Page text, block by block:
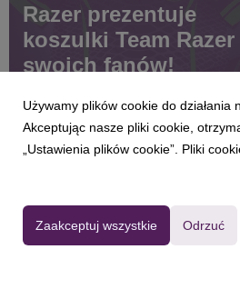
Razer prezentuje
koszulki Team
swoich fanów!
Używamy plików cookie do
Akceptując nasze pliki cookie,
„Ustawienia plików cookie”. Pliki
Zaakceptuj wszystkie Odrzuć